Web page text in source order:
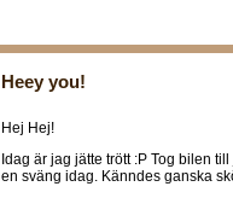
Heey you!
Hej Hej!
Idag är jag jätte trött :P Tog bilen
en sväng idag. Känndes ganska